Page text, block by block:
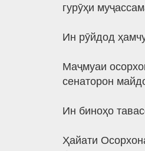
гурӯҳи
Ин рӯйдод
Маҷмуаи
сенаторон
Ин биноҳо
Ҳайати